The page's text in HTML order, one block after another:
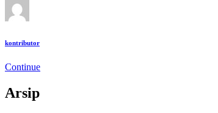
kontributor
Continue
Arsip